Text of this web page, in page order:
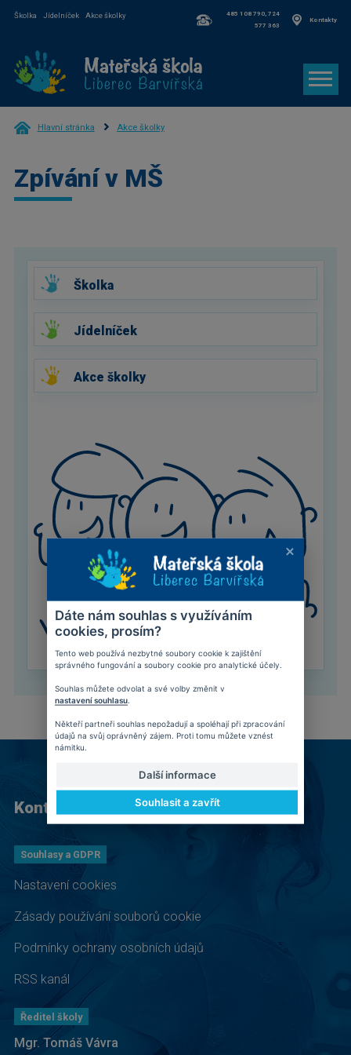
Školka Jídelníček Akce školky
485 108 790, 724
577 363
Kontakty
Hlavní stránka Akce školky
Zpívání v MŠ
Školka
Jídelníček
Akce školky
Kontakt
Souhlasy a GDPR
Nastavení cookies
Zásady používání souborů cookie
Podmínky ochrany osobních údajů
RSS kanál
Ředitel školy
Mgr. Tomáš Vávra
Dáte nám souhlas s využíváním
cookies, prosím?
Tento web používá nezbytné soubory cookie k zajištění
správného fungování a soubory cookie pro analytické účely.
Souhlas můžete odvolat a své volby změnit v
nastavení souhlasu
Někteří partneři souhlas nepožadují a spoléhají při zpracování
údajů na svůj oprávněný zájem. Proti tomu můžete vznést
námitku.
Další informace
Souhlasit a zavřít